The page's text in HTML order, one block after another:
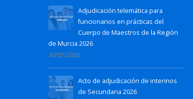
Adjudicación telemática para
funcionarios en prácticas del
Cuerpo de Maestros de la Región
de Murcia 2026
30/07/2026
Acto de adjudicación de interinos
de Secundaria 2026